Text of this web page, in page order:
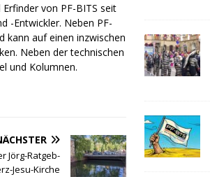
von PF-BITS seit
-Entwickler. Neben PF-
kann auf einen inzwischen
Neben der technischen
und Kolumnen.
Jörg-Ratgeb-
Jesu-Kirche